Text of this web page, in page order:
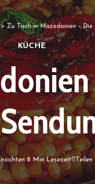
Zu Tisch in Mazedonien – Die
KÜCHE
8 Min Lesezeit Teilen